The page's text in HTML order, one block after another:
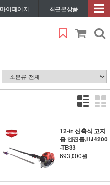
마이페이지 최근본상품
12-in 신축식 고지
용 엔진톱,HJ4200
-TB33
693,000원